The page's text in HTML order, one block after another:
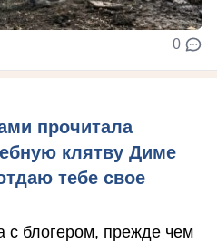
0
прочитала
клятву Диме
тебе свое
с блогером, прежде чем